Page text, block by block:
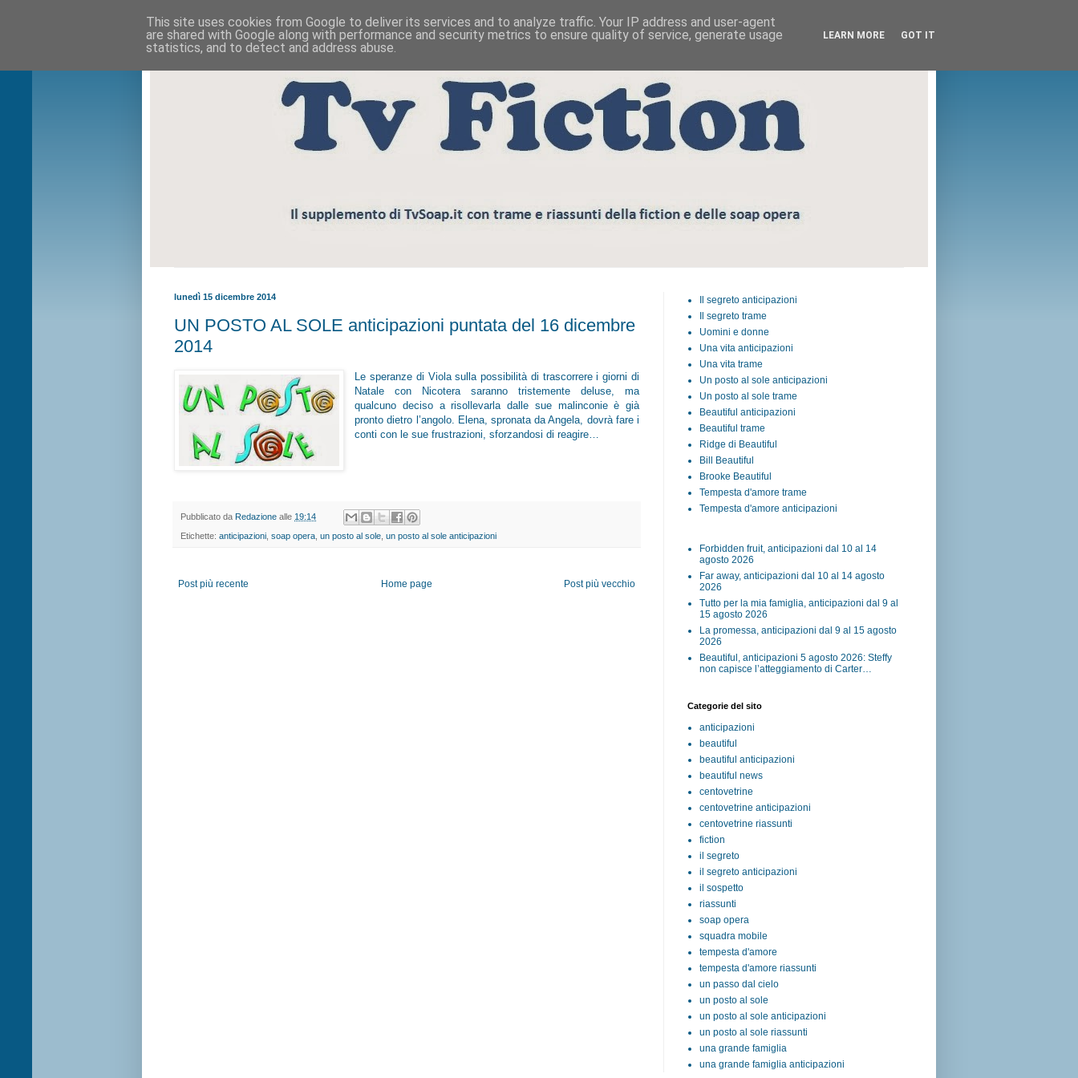
lunedì 15 dicembre 2014
UN POSTO AL SOLE anticipazioni puntata del 16 dicembre
2014
Le speranze di Viola sulla possibilità di trascorrere i giorni di
Natale con Nicotera saranno tristemente deluse, ma
qualcuno deciso a risollevarla dalle sue malinconie è già
pronto dietro l’angolo. Elena, spronata da Angela, dovrà fare i
conti con le sue frustrazioni, sforzandosi di reagire…
Pubblicato da Redazione alle 19:14
Etichette: anticipazioni soap opera un posto al sole un posto al sole anticipazioni
Post più recente Post più vecchio
Home page
Il segreto anticipazioni
Il segreto trame
Uomini e donne
Una vita anticipazioni
Una vita trame
Un posto al sole anticipazioni
Un posto al sole trame
Beautiful anticipazioni
Beautiful trame
Ridge di Beautiful
Bill Beautiful
Brooke Beautiful
Tempesta d'amore trame
Tempesta d'amore anticipazioni
Forbidden fruit, anticipazioni dal 10 al 14
agosto 2026
Far away, anticipazioni dal 10 al 14 agosto
2026
Tutto per la mia famiglia, anticipazioni dal 9 al
15 agosto 2026
La promessa, anticipazioni dal 9 al 15 agosto
2026
Beautiful, anticipazioni 5 agosto 2026: Steffy
non capisce l’atteggiamento di Carter…
Categorie del sito
anticipazioni
beautiful
beautiful anticipazioni
beautiful news
centovetrine
centovetrine anticipazioni
centovetrine riassunti
fiction
il segreto
il segreto anticipazioni
il sospetto
riassunti
soap opera
squadra mobile
tempesta d'amore
tempesta d'amore riassunti
un passo dal cielo
un posto al sole
un posto al sole anticipazioni
un posto al sole riassunti
una grande famiglia
una grande famiglia anticipazioni
This site uses cookies from Google to deliver its services and to analyze traffic. Your IP address and user-agent
are shared with Google along with performance and security metrics to ensure quality of service, generate usage
statistics, and to detect and address abuse.
LEARN MORE GOT IT